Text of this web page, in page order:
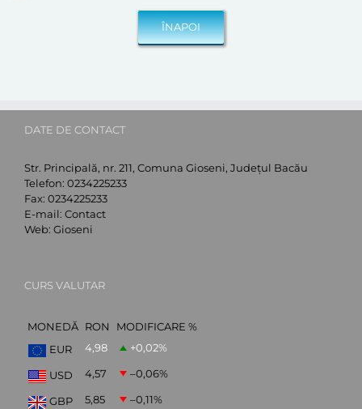
DATE DE CONTACT
Str. Principală, nr. 211, Comuna Gioseni, Județul Bacău
Telefon: 0234225233
Fax: 0234225233
E-mail: Contact
Web: Gioseni
CURS VALUTAR
MONEDĂ RON
MODIFICARE %
EUR
4,98 +0,02%
USD 4,57 –0,06%
GBP 5,85 –0,11%